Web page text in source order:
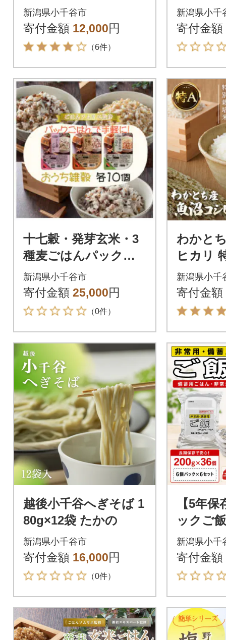
80g×12個 ふっくら美
味しい 非常食 防災備
蓄
新潟県小千谷市
寄付金額 12,000円
（6件）
個 防災
新潟県小千
寄付金額
十七穀・発芽玄米・3
種麦ごはんパック各1
0個 雑穀米30個セッ
ト
新潟県小千谷市
寄付金額 25,000円
（0件）
わかと
ヒカリ
g
新潟県小千
寄付金額
越後小千谷へぎそば 1
80g×12袋 たかの
新潟県小千谷市
寄付金額 16,000円
（0件）
【5年
ックご飯
産米
備蓄に
新潟県小千
寄付金額